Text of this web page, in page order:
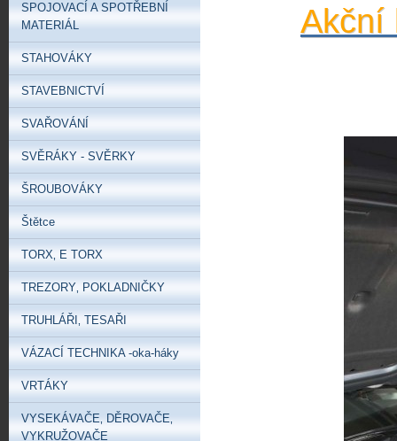
Akční
SPOJOVACÍ A SPOTŘEBNÍ
MATERIÁL
STAHOVÁKY
STAVEBNICTVÍ
SVAŘOVÁNÍ
SVĚRÁKY - SVĚRKY
ŠROUBOVÁKY
Štětce
TORX‚ E TORX
TREZORY‚ POKLADNIČKY
TRUHLÁŘI‚ TESAŘI
VÁZACÍ TECHNIKA -oka-háky
VRTÁKY
VYSEKÁVAČE‚ DĚROVAČE‚
VYKRUŽOVAČE